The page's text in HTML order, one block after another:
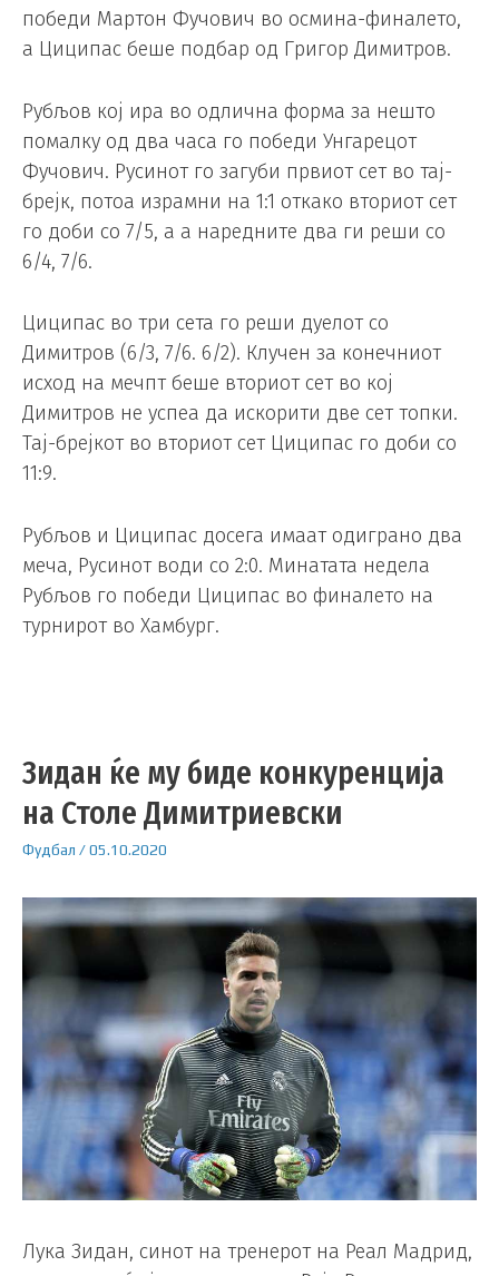
победи Мартон Фучович во осмина-финалето,
а Циципас беше подбар од Григор Димитров.
Рубљов кој ира во одлична форма за нешто
помалку од два часа го победи Унгарецот
Фучович. Русинот го загуби првиот сет во тај-
брејк, потоа израмни на 1:1 откако вториот сет
го доби со 7/5, а а наредните два ги реши со
6/4, 7/6.
Циципас во три сета го реши дуелот со
Димитров (6/3, 7/6. 6/2). Клучен за конечниот
исход на мечпт беше вториот сет во кој
Димитров не успеа да искорити две сет топки.
Тај-брејкот во вториот сет Циципас го доби со
11:9.
Рубљов и Циципас досега имаат одиграно два
меча, Русинот води со 2:0. Минатата недела
Рубљов го победи Циципас во финалето на
турнирот во Хамбург.
Зидан ќе му биде конкуренција
на Столе Димитриевски
Фудбал /05.10.2020
Лука Зидан, синот на тренерот на Реал Мадрид,